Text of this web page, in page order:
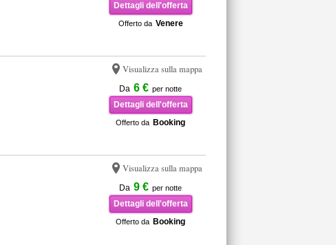
Dettagli dell'offerta
Offerto da Venere
Visualizza sulla mappa
Da 6 € per notte
Dettagli dell'offerta
Offerto da Booking
Visualizza sulla mappa
Da 9 € per notte
Dettagli dell'offerta
Offerto da Booking